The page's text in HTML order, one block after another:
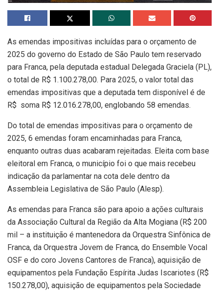
As emendas impositivas incluídas para o orçamento de
2025 do governo do Estado de São Paulo tem reservado
para Franca, pela deputada estadual Delegada Graciela (PL),
o total de R$ 1.100.278,00. Para 2025, o valor total das
emendas impositivas que a deputada tem disponível é de
R$ soma R$ 12.016.278,00, englobando 58 emendas.
Do total de emendas impositivas para o orçamento de
2025, 6 emendas foram encaminhadas para Franca,
enquanto outras duas acabaram rejeitadas. Eleita com base
eleitoral em Franca, o município foi o que mais recebeu
indicação da parlamentar na cota dele dentro da
Assembleia Legislativa de São Paulo (Alesp).
As emendas para Franca são para apoio a ações culturais
da Associação Cultural da Região da Alta Mogiana (R$ 200
mil – a instituição é mantenedora da Orquestra Sinfônica de
Franca, da Orquestra Jovem de Franca, do Ensemble Vocal
OSF e do coro Jovens Cantores de Franca), aquisição de
equipamentos pela Fundação Espírita Judas Iscariotes (R$
150.278,00), aquisição de equipamentos pela Sociedade